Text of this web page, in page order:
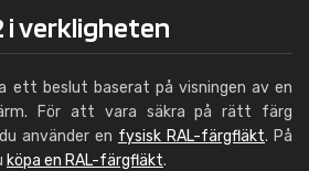
i verkligheten
beslut baserat på visningen av en
För att vara säkra på rätt färg
använder en fysisk RAL-färgfläkt. På
köpa en RAL-färgfläkt.